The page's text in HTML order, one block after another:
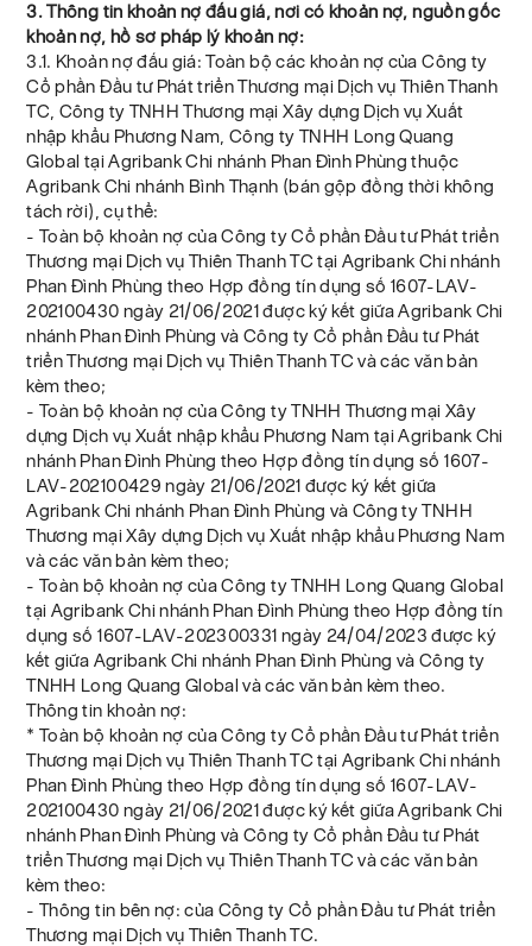
3. Thông tin khoản nợ đấu giá, nơi có khoản nợ, nguồn gốc
khoản nợ, hồ sơ pháp lý khoản nợ:
3.1. Khoản nợ đấu giá: Toàn bộ các khoản nợ của Công ty
Cổ phần Đầu tư Phát triển Thương mại Dịch vụ Thiên Thanh
TC, Công ty TNHH Thương mại Xây dựng Dịch vụ Xuất
nhập khẩu Phương Nam, Công ty TNHH Long Quang
Global tại Agribank Chi nhánh Phan Đình Phùng thuộc
Agribank Chi nhánh Bình Thạnh (bán gộp đồng thời không
tách rời), cụ thể:
- Toàn bộ khoản nợ của Công ty Cổ phần Đầu tư Phát triển
Thương mại Dịch vụ Thiên Thanh TC tại Agribank Chi nhánh
Phan Đình Phùng theo Hợp đồng tín dụng số 1607-LAV-
202100430 ngày 21/06/2021 được ký kết giữa Agribank Chi
nhánh Phan Đình Phùng và Công ty Cổ phần Đầu tư Phát
triển Thương mại Dịch vụ Thiên Thanh TC và các văn bản
kèm theo;
- Toàn bộ khoản nợ của Công ty TNHH Thương mại Xây
dựng Dịch vụ Xuất nhập khẩu Phương Nam tại Agribank Chi
nhánh Phan Đình Phùng theo Hợp đồng tín dụng số 1607-
LAV-202100429 ngày 21/06/2021 được ký kết giữa
Agribank Chi nhánh Phan Đình Phùng và Công ty TNHH
Thương mại Xây dựng Dịch vụ Xuất nhập khẩu Phương Nam
và các văn bản kèm theo;
- Toàn bộ khoản nợ của Công ty TNHH Long Quang Global
tại Agribank Chi nhánh Phan Đình Phùng theo Hợp đồng tín
dụng số 1607-LAV-202300331 ngày 24/04/2023 được ký
kết giữa Agribank Chi nhánh Phan Đình Phùng và Công ty
TNHH Long Quang Global và các văn bản kèm theo.
Thông tin khoản nợ:
* Toàn bộ khoản nợ của Công ty Cổ phần Đầu tư Phát triển
Thương mại Dịch vụ Thiên Thanh TC tại Agribank Chi nhánh
Phan Đình Phùng theo Hợp đồng tín dụng số 1607-LAV-
202100430 ngày 21/06/2021 được ký kết giữa Agribank Chi
nhánh Phan Đình Phùng và Công ty Cổ phần Đầu tư Phát
triển Thương mại Dịch vụ Thiên Thanh TC và các văn bản
kèm theo:
- Thông tin bên nợ: của Công ty Cổ phần Đầu tư Phát triển
Thương mại Dịch vụ Thiên Thanh TC.